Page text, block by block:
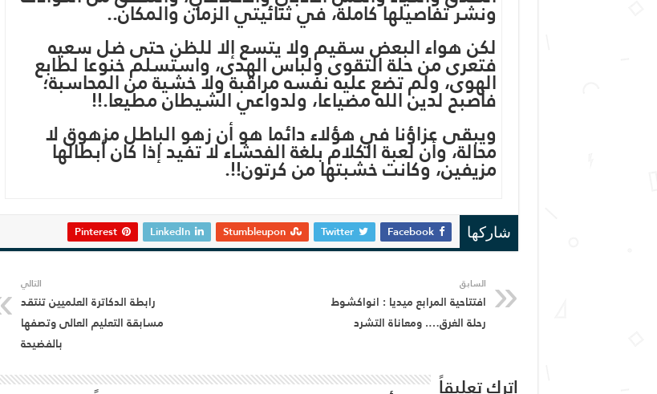
ونشر تفاصيلها كاملة، في ثنائيتي الزمان والمكان..
لكن هواء البعض سقيم ولا يتسع إلا للظن حتى ضل سعيه
فتعرى من حلة التقوى ولباس الهدى، واستسلم خنوعا لطابع
الهوى، ولم تضع عليه نفسه مراقبة ولا خشية من المحاسبة؛
فأصبح لدين الله مضياعا، ولدواعي الشيطان مطيعا.!!
ويبقى عزاؤنا في هؤلاء دائما هو أن زهو الباطل مزهوق لا
محالة، وأن لعبة الكلام بلغة الفحشاء لا تفيد إذا كان أبطالها
مزيفين، وكانت خشبتها من كرتون!!.
شاركها Facebook
Twitter
Stumbleupon
LinkedIn
Pinterest
السابق
افتتاحية المرابع ميديا : انواكشوط
رحلة الغرق…. ومعاناة التشرد
التالي
رابطة الدكاترة العلميين تنتقد
مسابقة التعليم العالى وتصفها
بالفضيحة
اترك تعليقاً